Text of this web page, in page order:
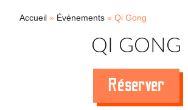
Accueil » Évènements » Qi Gong
QI GONG
Réserver